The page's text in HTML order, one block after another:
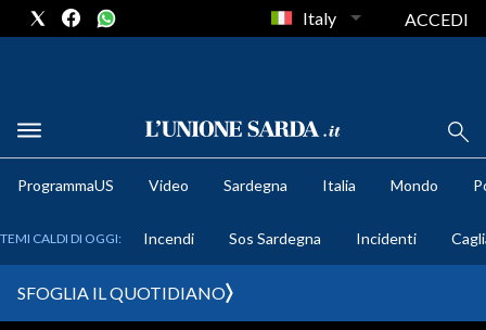
METEO
Italy ACCEDI
ProgrammaUS Video Sardegna Italia Mondo
TEMI CALDI DI OGGI: Incendi Sos Sardegna Incidenti
SFOGLIA IL QUOTIDIANO